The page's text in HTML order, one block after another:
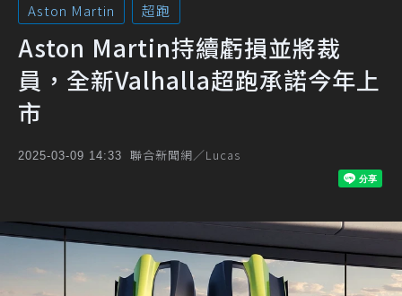
Aston Martin 超跑
Aston Martin持續虧損並將裁
員，全新Valhalla超跑承諾今年上
市
2025-03-09 14:33 聯合新聞網／Lucas